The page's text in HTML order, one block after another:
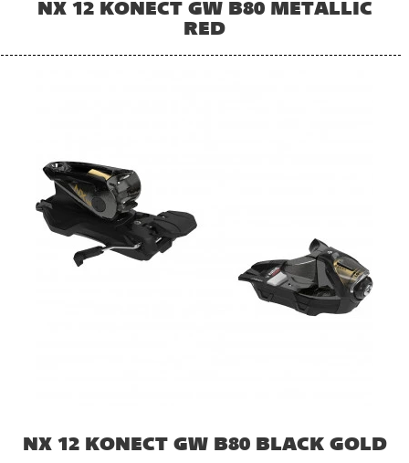
NX 12 KONECT GW B80 METALLIC
RED
NX 12 KONECT GW B80 BLACK GOLD